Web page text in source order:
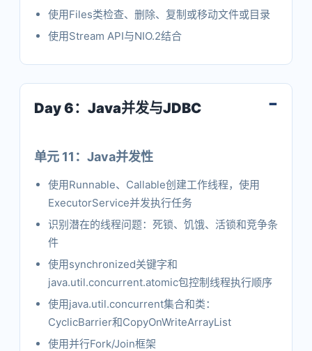
使用Files类检查、删除、复制或移动文件或目录
使用Stream API与NIO.2结合
Day 6：Java并发与JDBC
单元 11：Java并发性
使用Runnable、Callable创建工作线程，使用
ExecutorService并发执行任务
识别潜在的线程问题：死锁、饥饿、活锁和竞争条
件
使用synchronized关键字和
java.util.concurrent.atomic包控制线程执行顺序
使用java.util.concurrent集合和类：
CyclicBarrier和CopyOnWriteArrayList
使用并行Fork/Join框架